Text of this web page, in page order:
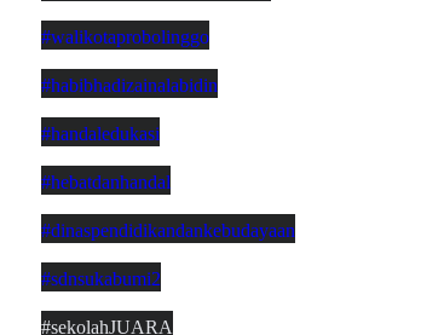
#walikotaprobolinggo
#habibhadizainalabidin
#handaledukasi
#hebatdanhandal
#dinaspendidikandankebudayaan
#sdnsukabumi2
#sekolahJUARA